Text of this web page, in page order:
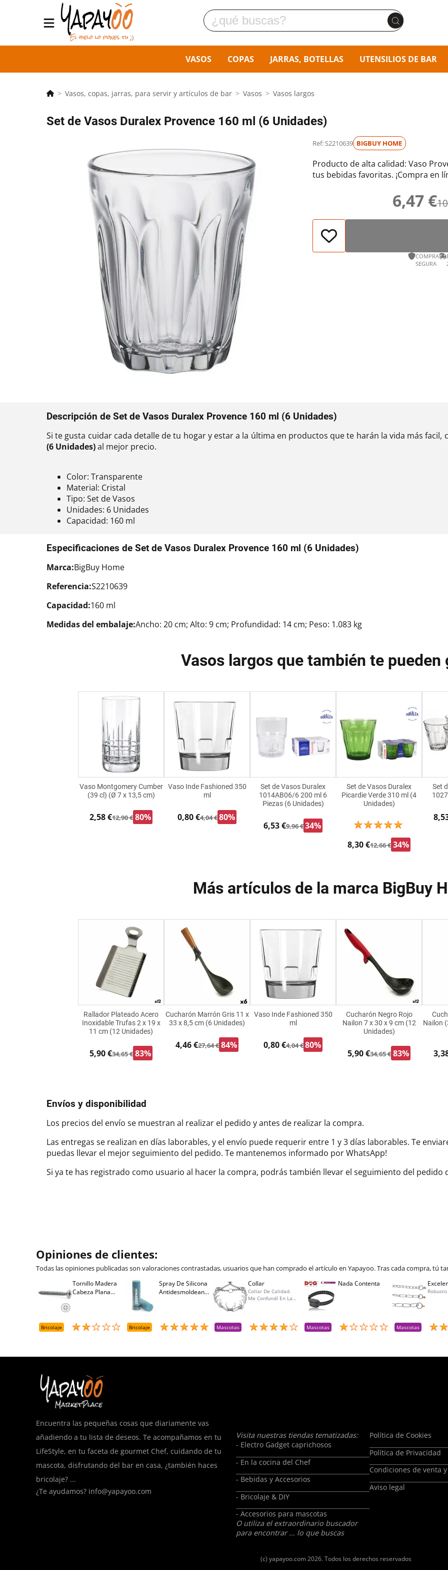
VASOS COPAS JARRAS, BOTELLAS UTENSILIOS DE BAR
Vasos, copas, jarras, para servir y artículos de bar Vasos Vasos largos
Set de Vasos Duralex Provence 160 ml (6 Unidades)
Ref: S2210639 BIGBUY HOME
Producto de alta calidad: Vaso
tus bebidas favoritas. ¡Compra en
6,47 €
COMPRA
SEGURA
Descripción de Set de Vasos Duralex Provence 160 ml (6 Unidades)
Si te gusta cuidar cada detalle de tu hogar y estar a la última en productos que te harán la vida más facil,
(6 Unidades)al mejor precio.
Color: Transparente
Material: Cristal
Tipo: Set de Vasos
Unidades: 6 Unidades
Capacidad: 160 ml
Especificaciones de Set de Vasos Duralex Provence 160 ml (6 Unidades)
Marca:BigBuy Home
Referencia:S2210639
Capacidad:160 ml
Medidas del embalaje:Ancho: 20 cm; Alto: 9 cm; Profundidad: 14 cm; Peso: 1.083 kg
Vasos largos que también te pueden
Vaso Montgomery Cumber
(39 cl) (Ø 7 x 13,5 cm)
2,58 €12,90 € 80%
Vaso Inde Fashioned 350
ml
0,80 €4,04 €80%
Set de Vasos Duralex
1014AB06/6 200 ml 6
Piezas (6 Unidades)
6,53 €9,96 €34%
Set de Vasos Duralex
Picardie Verde 310 ml (4
Unidades)
8,30 €12,66 € 34%
Set
Más artículos de la marca BigBuy
Rallador Plateado Acero
Inoxidable Trufas 2 x 19 x
11 cm (12 Unidades)
5,90 €34,65 € 83%
Cucharón Marrón Gris 11 x
33 x 8,5 cm (6 Unidades)
4,46 €27,64 € 84%
Vaso Inde Fashioned 350
ml
0,80 €4,04 €80%
Cucharón Negro Rojo
Nailon 7 x 30 x 9 cm (12
Unidades)
5,90 €34,65 € 83%
Nailon
Envíos y disponibilidad
Los precios del envío se muestran al realizar el pedido y antes de realizar la compra.
Las entregas se realizan en días laborables, y el envío puede requerir entre 1 y 3 días laborables. Te
puedas llevar el mejor seguimiento del pedido. Te mantenemos informado por WhatsApp!
Si ya te has registrado como usuario al hacer la compra, podrás también llevar el seguimiento del pedido
Opiniones de clientes:
Todas las opiniones publicadas son valoraciones contrastadas, usuarios que han comprado el artículo en Yapayoo. Tras cada compra, tú
Tornillo Madera
Cabeza Plana
Bricolaje
Spray De Silicona
Antidesmoldeante
Bricolaje
Collar
Collar De Calidad.
Me Confundí En La
Devolución Y Lo
Reemplacé Por La
Mascotas
Nada Contenta
Mascotas Mascotas
Encuentra las pequeñas cosas que diariamente vas
añadiendo a tu lista de deseos. Te acompañamos en tu
LifeStyle, en tu faceta de gourmet Chef, cuidando de tu
mascota, disfrutando del bar en casa, ¿también haces
bricolaje? ...
¿Te ayudamos? info@yapayoo.com
Visita nuestras tiendas tematizadas:
- Electro Gadget caprichosos
- En la cocina del Chef
- Bebidas y Accesorios
- Bricolaje & DIY
- Accesorios para mascotas
O utiliza el extraordinario buscador
para encontrar ... lo que buscas
Política de Cookies
Política de Privacidad
Condiciones de venta
Aviso legal
(c) yapayoo.com 2026. Todos los derechos reservados